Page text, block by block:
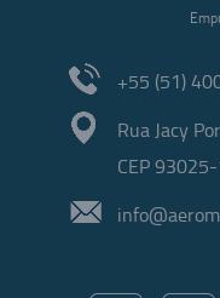
+55 (51)
Rua Jacy
CEP